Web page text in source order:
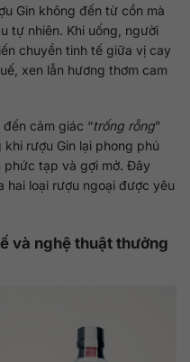
Gin không đến từ cồn mà
tự nhiên. Khi uống, người
chuyển tinh tế giữa vị cay
xen lẫn hương thơm cam
cảm giác “trống rỗng”
rượu Gin lại phong phú
phức tạp và gợi mở. Đây
hai loại rượu ngoại được yêu
và nghệ thuật thưởng